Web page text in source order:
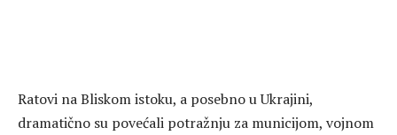
Ratovi na Bliskom istoku, a posebno u Ukrajini,
dramatično su povećali potražnju za municijom, vojnom